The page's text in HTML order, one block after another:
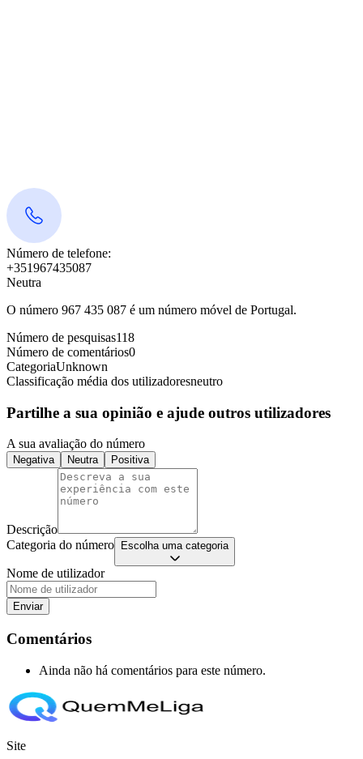
Número de telefone:
+351967435087
Neutra
O número 967 435 087 é um número móvel de Portugal.
Número de pesquisas118
Número de comentários0
CategoriaUnknown
Classificação média dos utilizadoresneutro
Partilhe a sua opinião e ajude outros utilizadores
A sua avaliação do número
Negativa Neutra Positiva
Descrição
Categoria do número
Escolha uma categoria
Nome de utilizador
Enviar
Comentários
Ainda não há comentários para este número.
Site